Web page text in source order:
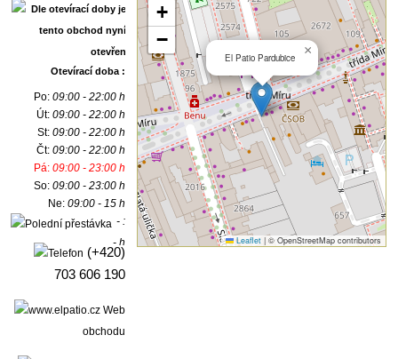
Otevírací doba :
Po:09:00 - 22:00 h
Út:09:00 - 22:00 h
St:09:00 - 22:00 h
Čt:09:00 - 22:00 h
Pá:09:00 - 23:00 h
So:09:00 - 23:00 h
Ne:09:00 - 15 h
- :
- h
(+420)
703 606 190
Web
obchodu
El Patio Pardubice ×
+
−
Leaflet |© OpenStreetMap contributors